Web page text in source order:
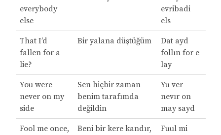
everybody
else
evribadi
els
That I’d
fallen for a
lie?
Bir yalana düştüğüm
Dat ayd
follın for e
lay
You were
never on my
side
Sen hiçbir zaman
benim tarafımda
değildin
Yu ver
nevır on
may sayd
Fool me once,
Beni bir kere kandır,
Fuul mi